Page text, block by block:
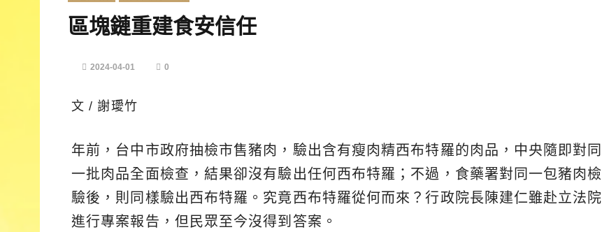
區塊鏈重建食安信任
2024-04-01 0
文 / 謝璦竹
年前，台中市政府抽檢市售豬肉，驗出含有瘦肉精西布特羅的肉品，中央隨即對同
一批肉品全面檢查，結果卻沒有驗出任何西布特羅；不過，食藥署對同一包豬肉檢
驗後，則同樣驗出西布特羅。究竟西布特羅從何而來？行政院長陳建仁雖赴立法院
進行專案報告，但民眾至今沒得到答案。